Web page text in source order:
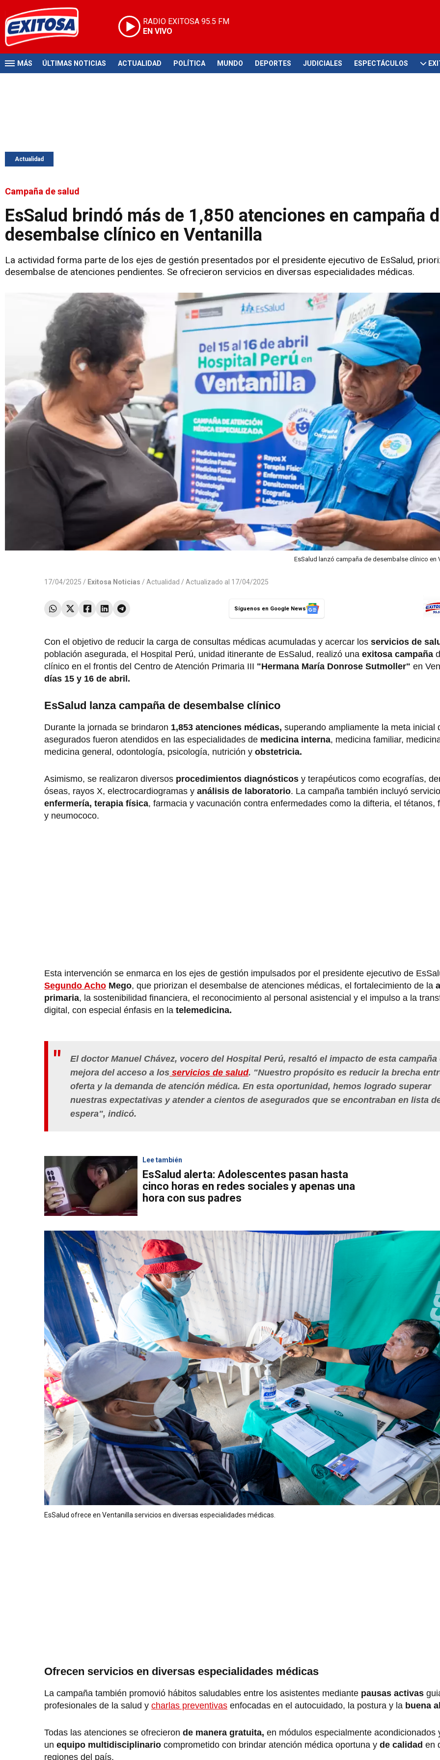
RADIO EXITOSA 95.5 FM
EN VIVO
MÁS ÚLTIMAS NOTICIAS ACTUALIDAD POLÍTICA MUNDO DEPORTES JUDICIALES ESPECTÁCULOS
Actualidad
Campaña de salud
EsSalud brindó más de 1,850 atenciones en campaña
desembalse clínico en Ventanilla
La actividad forma parte de los ejes de gestión presentados por el presidente ejecutivo de EsSalud,
desembalse de atenciones pendientes. Se ofrecieron servicios en diversas especialidades médicas.
EsSalud lanzó campaña de desembalse clínico en
17/04/2025 / Exitosa Noticias / Actualidad / Actualizado al 17/04/2025
Síguenos en Google News
Con el objetivo de reducir la carga de consultas médicas acumuladas y acercar los servicios de
población asegurada, el Hospital Perú, unidad itinerante de EsSalud, realizó una exitosa campaña
clínico en el frontis del Centro de Atención Primaria III "Hermana María Donrose Sutmoller" en
días 15 y 16 de abril.
EsSalud lanza campaña de desembalse clínico
Durante la jornada se brindaron 1,853 atenciones médicas, superando ampliamente la meta inicial
asegurados fueron atendidos en las especialidades de medicina interna, medicina familiar,
medicina general, odontología, psicología, nutrición y obstetricia.
Asimismo, se realizaron diversos procedimientos diagnósticos y terapéuticos como ecografías,
óseas, rayos X, electrocardiogramas y análisis de laboratorio. La campaña también incluyó
enfermería, terapia física, farmacia y vacunación contra enfermedades como la difteria, el tétanos,
y neumococo.
Esta intervención se enmarca en los ejes de gestión impulsados por el presidente ejecutivo de
Segundo Acho Mego, que priorizan el desembalse de atenciones médicas, el fortalecimiento de la
primaria, la sostenibilidad financiera, el reconocimiento al personal asistencial y el impulso a la
digital, con especial énfasis en la telemedicina.
El doctor Manuel Chávez, vocero del Hospital Perú, resaltó el impacto de esta campaña
mejora del acceso a los servicios de salud. "Nuestro propósito es reducir la brecha
oferta y la demanda de atención médica. En esta oportunidad, hemos logrado superar
nuestras expectativas y atender a cientos de asegurados que se encontraban en lista
espera", indicó.
Lee también
EsSalud alerta: Adolescentes pasan hasta
cinco horas en redes sociales y apenas una
hora con sus padres
EsSalud ofrece en Ventanilla servicios en diversas especialidades médicas.
Ofrecen servicios en diversas especialidades médicas
La campaña también promovió hábitos saludables entre los asistentes mediante pausas activas
profesionales de la salud y charlas preventivas enfocadas en el autocuidado, la postura y la buena
Todas las atenciones se ofrecieron de manera gratuita, en módulos especialmente acondicionados
un equipo multidisciplinario comprometido con brindar atención médica oportuna y de calidad en
regiones del país.